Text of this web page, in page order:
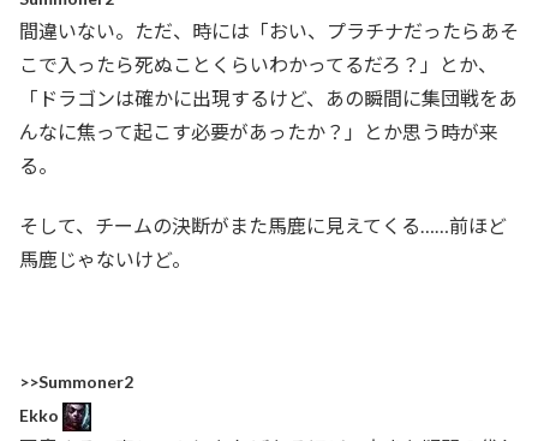
間違いない。ただ、時には「おい、プラチナだったらあそ
こで入ったら死ぬことくらいわかってるだろ？」とか、
「ドラゴンは確かに出現するけど、あの瞬間に集団戦をあ
んなに焦って起こす必要があったか？」とか思う時が来
る。
そして、チームの決断がまた馬鹿に見えてくる……前ほど
馬鹿じゃないけど。
>>Summoner2
Ekko